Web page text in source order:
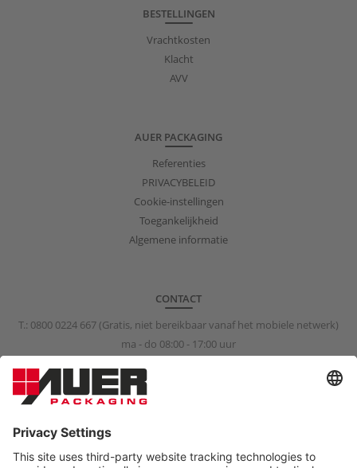
BESTELLINGEN
Vrachtkosten
Klacht
AVV
AUER PACKAGING
Referenties
PRIVACYBELEID
Cookie-instellingen
Toegankelijkheid
Algemene informatie
CONTACT
T.: 0800 0224 667 (Gratis, niet bereikbaar vanaf het mobiele netwerk)
ma - do 08:00 - 17:00 uur
info@auer-packaging.nl